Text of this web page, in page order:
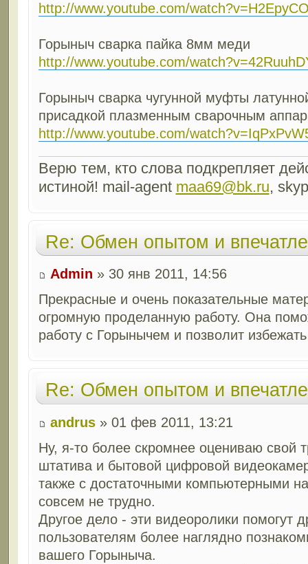
http://www.youtube.com/
Горыныч сварка пайка 8мм меди
http://www.youtube.com/
Горыныч сварка чугунной муфты
присадкой плазменным сварочным
http://www.youtube.com/
Верю тем, кто слова подкрепляет
истиной! mail-agent maa69@bk.ru,
Re: Обмен опытом и
Admin » 30 янв 2011, 14:56
Прекрасные и очень показательные
огромную проделанную работу. Она
работу с Горынычем и позволит
Re: Обмен опытом и
andrus» 01 фев 2011, 13:21
Ну, я-то более скромнее оцениваю свой
штатива и бытовой цифровой
также с достаточными компьютерными
совсем не трудно.
Другое дело - эти видеоролики помогут
пользователям более наглядно
вашего Горыныча.